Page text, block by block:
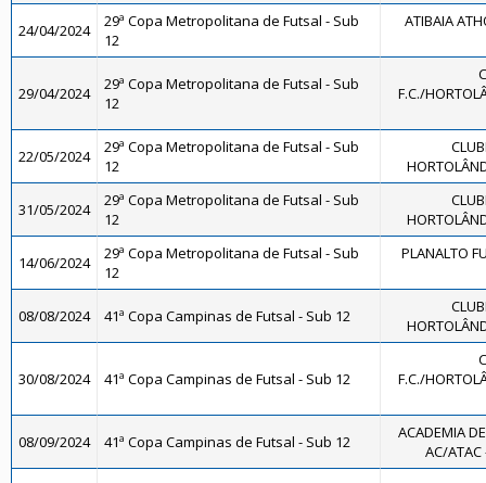
24/04/2024
29ª Copa Metropolitana de Futsal - Sub
12
ATIBAIA
29/04/2024
29ª Copa Metropolitana de Futsal - Sub
12
F.C./
22/05/2024
29ª Copa Metropolitana de Futsal - Sub
12
31/05/2024
29ª Copa Metropolitana de Futsal - Sub
12
14/06/2024
29ª Copa Metropolitana de Futsal - Sub
12
PLANALTO
08/08/2024 41ª Copa Campinas de Futsal - Sub 12
30/08/2024 41ª Copa Campinas de Futsal - Sub 12
F.C./
08/09/2024 41ª Copa Campinas de Futsal - Sub 12
ACADEMIA
AC/